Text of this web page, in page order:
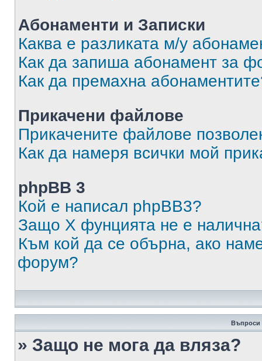
Абонаменти и Записки
Каква е разликата м/у
Как да запиша абонамент за
Как да премахна
Прикачени файлове
Прикачените файлове
Как да намеря всички мой
phpBB 3
Кой е написал phpBB3?
Защо X фунцията не е
Към кой да се обърна, ако
форум?
Въпроси
» Защо не мога да вляза?